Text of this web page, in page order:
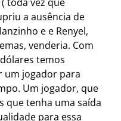
a ausência de
e e Renyel,
venderia. Com
temos
um jogador para
Um jogador, que
que tenha uma saída
para essa